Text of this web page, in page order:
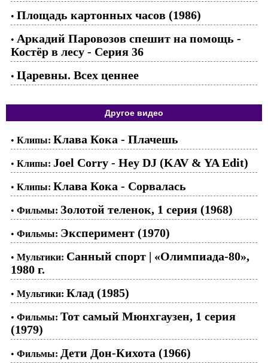
• Площадь картонных часов (1986)
• Аркадий Паровозов спешит на помощь -
Костёр в лесу - Серия 36
• Царевны. Всех ценнее
Другое видео
• Клипы: Клава Кока - Плачешь
• Клипы: Joel Corry - Hey DJ (KAV & YA Edit)
• Клипы: Клава Кока - Сорвалась
• Фильмы: Золотой теленок, 1 серия (1968)
• Фильмы: Эксперимент (1970)
• Мультики: Санный спорт | «Олимпиада-80»,
1980 г.
• Мультики: Клад (1985)
• Фильмы: Тот самый Мюнхгаузен, 1 серия
(1979)
• Фильмы: Дети Дон-Кихота (1966)